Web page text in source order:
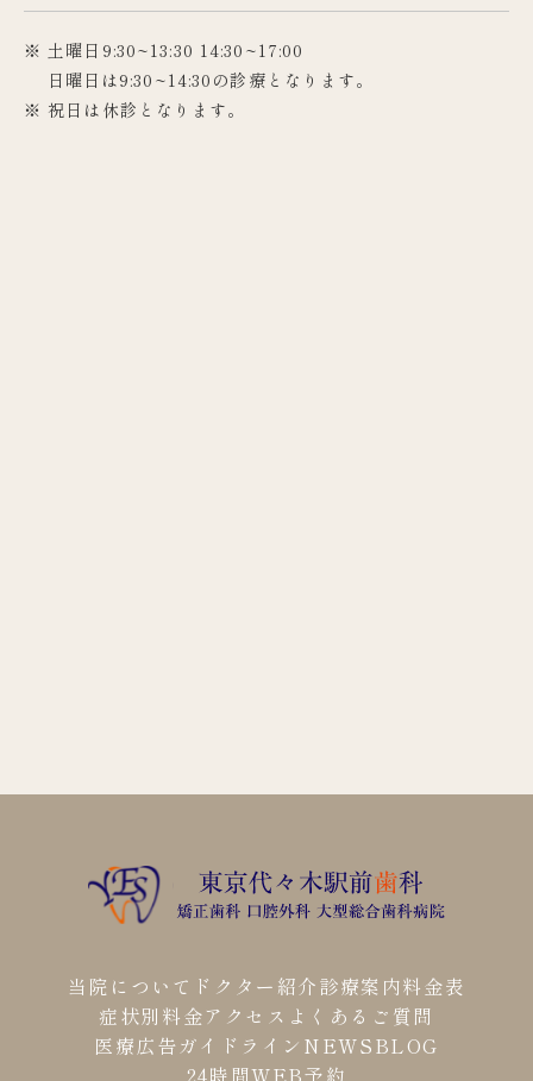
※ 土曜日9:30~13:30 14:30~17:00
日曜日は9:30~14:30の診療となります。
※ 祝日は休診となります。
当院について ドクター紹介診療案内料金表
症状別料金アクセス よくあるご質問
医療広告ガイドライン NEWSBLOG